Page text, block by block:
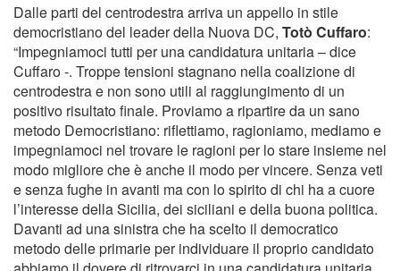
Dalle parti del centrodestra arriva un appello in stile
democristiano del leader della Nuova DC, Totò Cuffaro:
“Impegniamoci tutti per una candidatura unitaria – dice
Cuffaro -. Troppe tensioni stagnano nella coalizione di
centrodestra e non sono utili al raggiungimento di un
positivo risultato finale. Proviamo a ripartire da un sano
metodo Democristiano: riflettiamo, ragioniamo, mediamo e
impegniamoci nel trovare le ragioni per lo stare insieme nel
modo migliore che è anche il modo per vincere. Senza veti
e senza fughe in avanti ma con lo spirito di chi ha a cuore
l’interesse della Sicilia, dei siciliani e della buona politica.
Davanti ad una sinistra che ha scelto il democratico
metodo delle primarie per individuare il proprio candidato